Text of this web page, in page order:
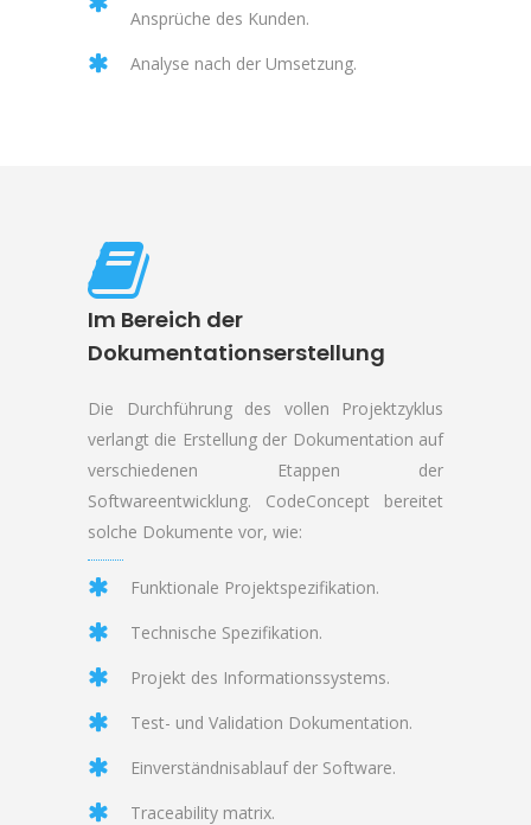
Ansprüche des Kunden.
Analyse nach der Umsetzung.
Im Bereich der
Dokumentationserstellung
Die Durchführung des vollen Projektzyklus
verlangt die Erstellung der Dokumentation auf
verschiedenen Etappen der
Softwareentwicklung. CodeConcept bereitet
solche Dokumente vor, wie:
Funktionale Projektspezifikation.
Technische Spezifikation.
Projekt des Informationssystems.
Test- und Validation Dokumentation.
Einverständnisablauf der Software.
Traceability matrix.